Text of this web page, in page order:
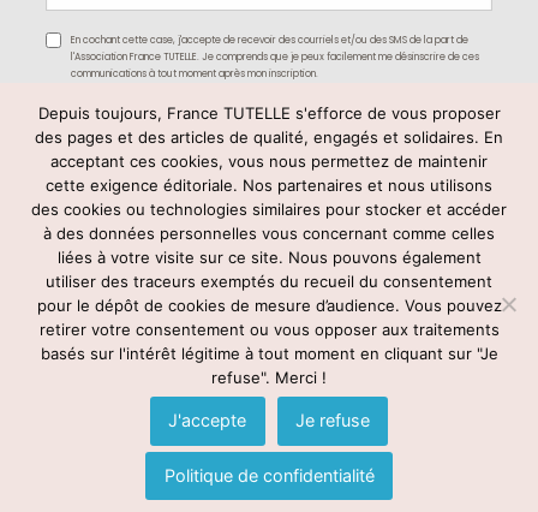
En cochant cette case, j'accepte de recevoir des courriels et/ou des SMS de la part de
l'Association France TUTELLE. Je comprends que je peux facilement me désinscrire de ces
communications à tout moment après mon inscription.
Rejoignez-nous
mentions légales– contact@francetutelle.org
Tél : 09 83 59 78 03
Voir notre politique de confidentialité
Depuis toujours, France TUTELLE s'efforce de vous proposer
des pages et des articles de qualité, engagés et solidaires. En
acceptant ces cookies, vous nous permettez de maintenir
cette exigence éditoriale. Nos partenaires et nous utilisons
des cookies ou technologies similaires pour stocker et accéder
à des données personnelles vous concernant comme celles
liées à votre visite sur ce site. Nous pouvons également
utiliser des traceurs exemptés du recueil du consentement
pour le dépôt de cookies de mesure d’audience. Vous pouvez
retirer votre consentement ou vous opposer aux traitements
basés sur l'intérêt légitime à tout moment en cliquant sur "Je
refuse". Merci !
J'accepte Je refuse
Politique de confidentialité